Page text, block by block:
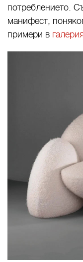
потреблението.
манифест,
примери в